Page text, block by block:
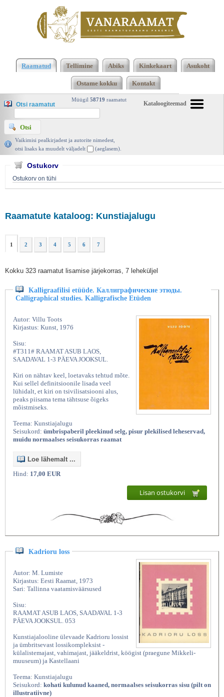
Kunstiajalugu
323 raamatut lisamise järjekorras, 7 leheküljel
Kunstiajalugu
Raamatud Tellimine Abiks Kinkekaart Asukoht
Ostame kokku Kontakt
Kataloogiteemad
Müügil 58719 raamatut
Otsi raamatut
Vaikimisi pealkirjadest ja autorite nimedest,
otsi lisaks ka muudelt väljadelt
(aeglasem).
Ostukorv
Ostukorv on tühi
Raamatute kataloog: Kunstiajalugu
1 2 3 4 5 6 7
Kokku 323 raamatut lisamise järjekorras, 7 leheküljel
Kalligraafilisi etüüde. Каллиграфические этюды.
Calligraphical studies. Kalligrafische Etüden
Autor: Villu Toots
Kirjastus: Kunst, 1976
Sisu:
#T311# RAAMAT ASUB LAOS,
SAADAVAL 1-3 PÄEVA JOOKSUL.
Kiri on nähtav keel, loetavaks tehtud mõte.
Kui sellel definitsioonile lisada veel
lühidalt, et kiri on tsivilisatsiooni alus,
peaks piisama tema tähtsuse õigeks
mõistmiseks.
Teema: Kunstiajalugu
Seisukord: ümbrispaberil pleekinud selg, pisur plekilised leheservad,
muidu normaalses seisukorras raamat
Loe lähemalt ...
Hind: 17,00 EUR
Lisan ostukorvi
Kadrioru loss
Autor: M. Lumiste
Kirjastus: Eesti Raamat, 1973
Sari: Tallinna vaatamisväärsused
Sisu:
RAAMAT ASUB LAOS, SAADAVAL 1-3
PÄEVA JOOKSUL. 053
Kunstiajalooline ülevaade Kadrioru lossist
ja ümbritsevast lossikompleksist -
külalistemajast, vahimajast, jääkeldrist, köögist (praegune Mikkeli-
muuseum) ja Kastellaani
Teema: Kunstiajalugu
Seisukord: kohati kulunud kaaned, normaalses seisukorras sisu (pilt on
illustratiivne)